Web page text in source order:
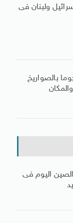
ولبنان فى
بالصواريخ
اليوم فى